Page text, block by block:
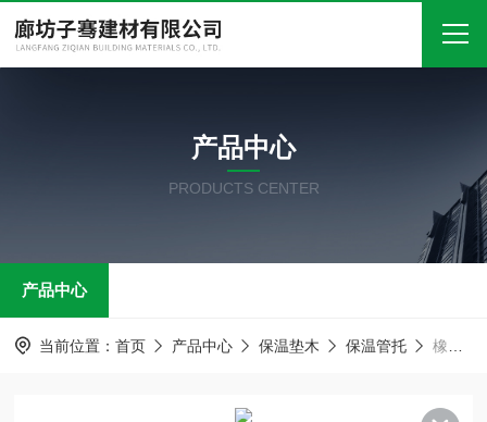
关于我们
产品中心
在线留言
产品中心
PRODUCTS CENTER
产品中心
当前位置： 首页 产品中心 保温垫木 保温管托 橡塑托码 保温管托